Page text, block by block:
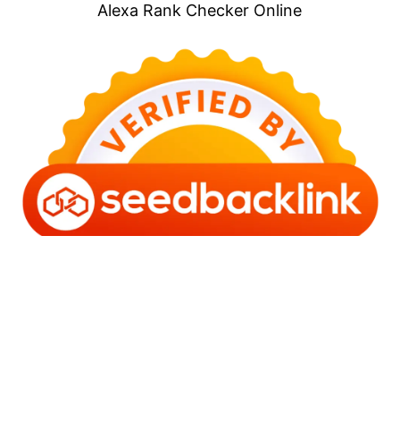
Alexa Rank Checker Online